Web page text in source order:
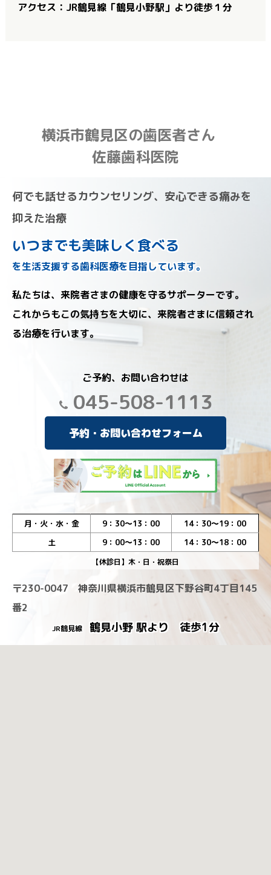
アクセス：JR鶴見線「鶴見小野駅」より徒歩１分
横浜市鶴見区の歯医者さん
佐藤歯科医院
何でも話せるカウンセリング、安心できる痛みを
抑えた治療
いつまでも美味しく食べる
を生活支援する歯科医療を目指しています。
私たちは、来院者さまの健康を守るサポーターです。
これからもこの気持ちを大切に、来院者さまに信頼され
る治療を行います。
ご予約、お問い合わせは
045-508-1113
予約・お問い合わせフォーム
月・火・水・金 9：30～13：00
14：30～19：00
土
9：00～13：00 14：30～18：00
【休診日】木・日・祝祭日
〒230-0047 神奈川県横浜市鶴見区下野谷町4丁目145
番2
JR鶴見線 鶴見小野 駅より 徒歩1分